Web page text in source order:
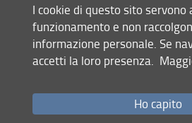
Site map
RSS feed
Privacy policy
Accessibility
Monitoring
I cookie di questo sito servono
funzionamento e non
informazione personale. Se
accetti la loro presenza.
Ho capito